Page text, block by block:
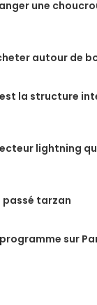
une
autour de
la structure
lightning
tarzan
sur